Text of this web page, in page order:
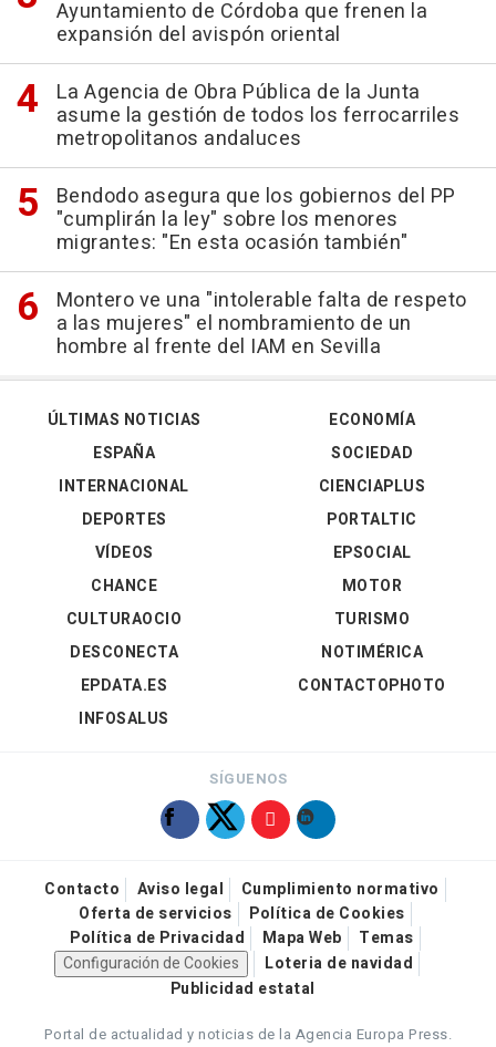
Ayuntamiento de Córdoba que frenen la
expansión del avispón oriental
La Agencia de Obra Pública de la Junta
asume la gestión de todos los ferrocarriles
metropolitanos andaluces
Bendodo asegura que los gobiernos del PP
"cumplirán la ley" sobre los menores
migrantes: "En esta ocasión también"
Montero ve una "intolerable falta de respeto
a las mujeres" el nombramiento de un
hombre al frente del IAM en Sevilla
ÚLTIMAS NOTICIAS
ESPAÑA
INTERNACIONAL
DEPORTES
VÍDEOS
ECONOMÍA
SOCIEDAD
CIENCIAPLUS
PORTALTIC
EPSOCIAL
CHANCE
CULTURAOCIO
DESCONECTA
EPDATA.ES
INFOSALUS
MOTOR
TURISMO
NOTIMÉRICA
CONTACTOPHOTO
SÍGUENOS
Contacto Aviso legal
Cumplimiento normativo
Oferta de servicios
Política de Cookies
Política de Privacidad
Mapa Web
Temas
Configuración de Cookies
Loteria de navidad
Publicidad estatal
Portal de actualidad y noticias de la Agencia Europa Press.